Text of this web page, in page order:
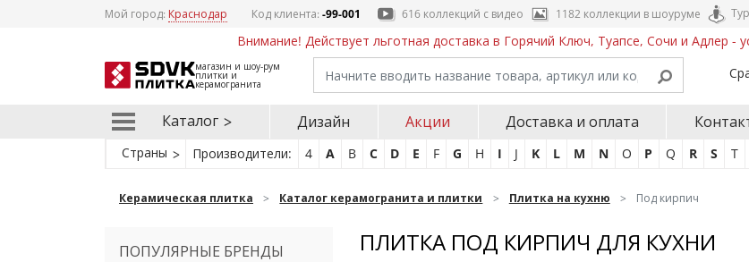
Мой город: Краснодар Код клиента: -99-001 616 коллекций с видео 1182 коллекции в шоуруме
Внимание! Действует льготная доставка в Горячий Ключ, Туапсе, Сочи и Адлер -
магазин и шоу-рум
плитки и
керамогранита
Каталог Дизайн Акции Доставка и оплата
Страны Производители: 4 A B C D E F G H I J K L M N O P Q R S T
Керамическая плитка Каталог керамогранита и плитки Плитка на кухню Под кирпич
ПОПУЛЯРНЫЕ БРЕНДЫ ПЛИТКА ПОД КИРПИЧ ДЛЯ КУХНИ